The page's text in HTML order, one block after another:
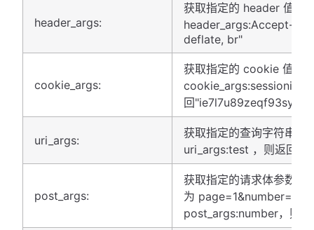
header_args:
获取指定的 header 值，
header_args:Accept-
deflate, br"
cookie_args:
获取指定的 cookie 值，
cookie_args:sessionid，
回
uri_args:
获取指定的查询字符串参
uri_args:test ，则返回
post_args:
获取指定的请求体参数的
为 page=1&number=2，
post_args:number，则